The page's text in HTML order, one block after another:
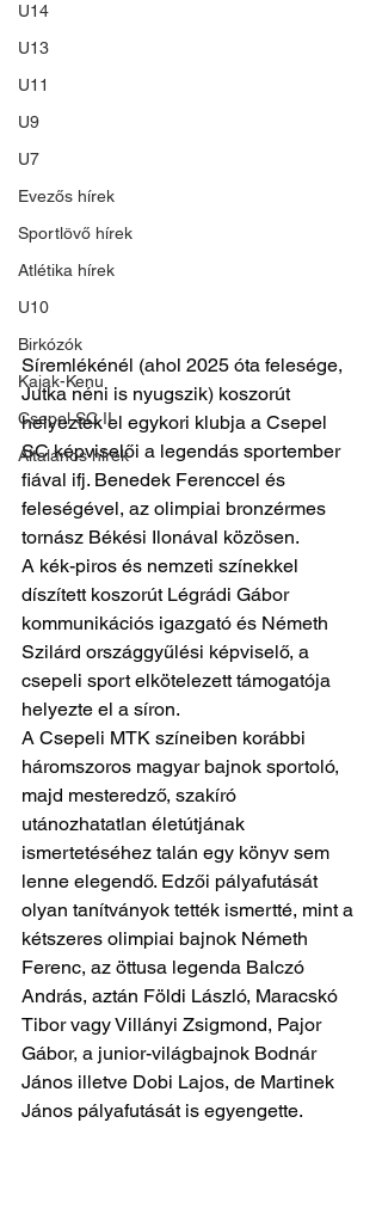
U14
U13
U11
U9
U7
Evezős hírek
Sportlövő hírek
Atlétika hírek
U10
Birkózók
Kajak-Kenu
Csepel SC II
Általános hírek
Síremlékénél (ahol 2025 óta felesége,
Jutka néni is nyugszik) koszorút
helyeztek el egykori klubja a Csepel
SC képviselői a legendás sportember
fiával ifj. Benedek Ferenccel és
feleségével, az olimpiai bronzérmes
tornász Békési Ilonával közösen.
A kék-piros és nemzeti színekkel
díszített koszorút Légrádi Gábor
kommunikációs igazgató és Németh
Szilárd országgyűlési képviselő, a
csepeli sport elkötelezett támogatója
helyezte el a síron.
A Csepeli MTK színeiben korábbi
háromszoros magyar bajnok sportoló,
majd mesteredző, szakíró
utánozhatatlan életútjának
ismertetéséhez talán egy könyv sem
lenne elegendő. Edzői pályafutását
olyan tanítványok tették ismertté, mint a
kétszeres olimpiai bajnok Németh
Ferenc, az öttusa legenda Balczó
András, aztán Földi László, Maracskó
Tibor vagy Villányi Zsigmond, Pajor
Gábor, a junior-világbajnok Bodnár
János illetve Dobi Lajos, de Martinek
János pályafutását is egyengette.